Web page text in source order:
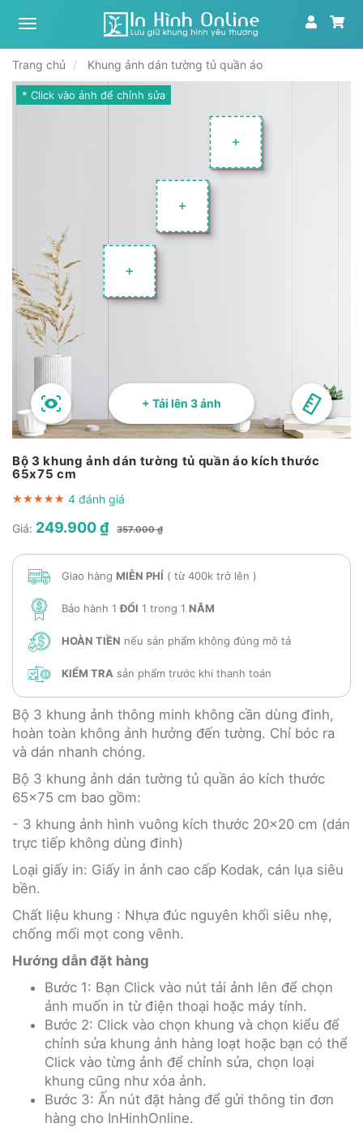
Xưởng
ảnh
theo
yêu
Trang chủ Khung ảnh dán tường tủ quần áo
* Click vào ảnh để chỉnh sửa
+ Tải lên 3 ảnh
Bộ 3 khung ảnh dán tường tủ quần áo kích thước
65x75 cm
★★★★★
★★★★★
★★★★★ 4 đánh giá
Giá: 249.900 ₫ 357.000 ₫
Giao hàng MIỄN PHÍ ( từ 400k trở lên )
Bảo hành 1ĐỔI 1 trong 1 NĂM
HOÀN TIỀN nếu sản phẩm không đúng mô tả
KIỂM TRA sản phẩm trước khi thanh toán
Bộ 3 khung ảnh thông minh không cần dùng đinh,
hoàn toàn không ảnh hưởng đến tường. Chỉ bóc ra
và dán nhanh chóng.
Bộ 3 khung ảnh dán tường tủ quần áo kích thước
65x75 cm bao gồm:
- 3 khung ảnh hình vuông kích thước 20x20 cm (dán
trực tiếp không dùng đinh)
Loại giấy in: Giấy in ảnh cao cấp Kodak, cán lụa siêu
bền.
Chất liệu khung : Nhựa đúc nguyên khối siêu nhẹ,
chống mối mọt cong vênh.
Hướng dẫn đặt hàng
Bước 1: Bạn Click vào nút tải ảnh lên để chọn
ảnh muốn in từ điện thoại hoặc máy tính.
Bước 2: Click vào chọn khung và chọn kiểu để
chỉnh sửa khung ảnh hàng loạt hoặc bạn có thể
Click vào từng ảnh để chỉnh sửa, chọn loại
khung cũng như xóa ảnh.
Bước 3: Ấn nút đặt hàng để gửi thông tin đơn
hàng cho InHinhOnline.